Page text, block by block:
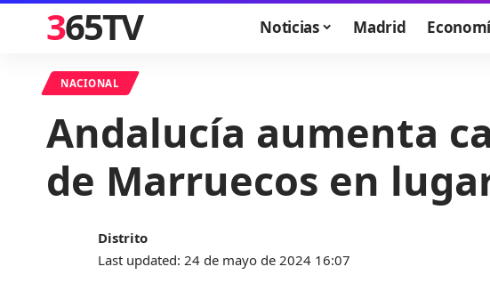
365TV Noticias Madrid
NACIONAL
Andalucía aumenta
de Marruecos en
Last updated: 24 de mayo de 2024 16:07
Distrito